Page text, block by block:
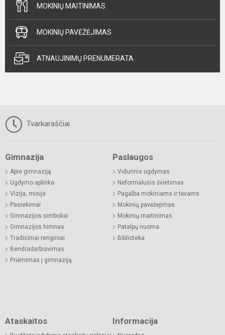
MOKINIŲ MAITINIMAS
MOKINIŲ PAVĖŽĖJIMAS
ATNAUJINIMŲ PRENUMERATA
Tvarkaraščiai
Gimnazija
Apie gimnaziją
Ugdymo aplinka
Vizija, misija
Pasiekimai
Gimnazijos simboliai
Gimnazijos himnas
Tradiciniai renginiai
Bendradarbiavimas
Priėmimas į gimnaziją
Paslaugos
Vidurinis ugdymas
Neformalusis švietimas
Pagalba mokiniams ir tėvams
Mokinių pavėžėjimas
Mokinių maitinimas
Patalpų nuoma
Biblioteka
Ataskaitos Informacija